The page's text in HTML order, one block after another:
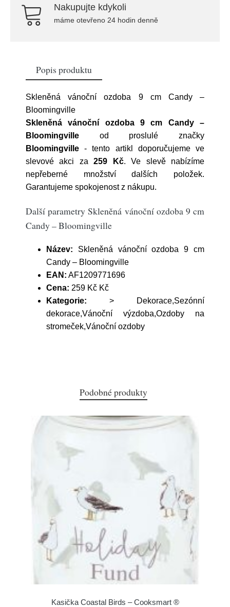
Nakupujte kdykoli
máme otevřeno 24 hodin denně
Popis produktu
Skleněná vánoční ozdoba 9 cm Candy –
Bloomingville
Skleněná vánoční ozdoba 9 cm Candy –
Bloomingville od proslulé značky
Bloomingville - tento artikl doporučujeme ve
slevové akci za259 Kč. Ve slevě nabízíme
nepřeberné množství dalších položek.
Garantujeme spokojenost z nákupu.
Další parametry Skleněná vánoční ozdoba 9 cm
Candy – Bloomingville
Název: Skleněná vánoční ozdoba 9 cm
Candy – Bloomingville
EAN: AF1209771696
Cena: 259 Kč Kč
Kategorie: > Dekorace,Sezónní
dekorace,Vánoční výzdoba,Ozdoby na
stromeček,Vánoční ozdoby
Podobné produkty
Kasička Coastal Birds – Cooksmart ®